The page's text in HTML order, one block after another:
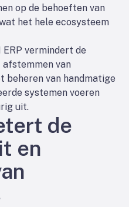
op de behoeften van
het hele ecosysteem
ERP vermindert de
van
beheren van handmatige
systemen voeren
uit.
de
en